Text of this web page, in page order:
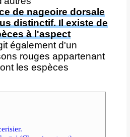
de nageoire dorsale
distinctif. Il existe de
à l'aspect
également d'un
rouges appartenant
les espèces